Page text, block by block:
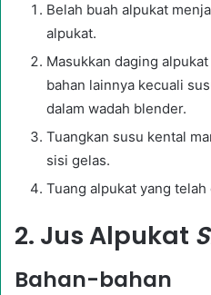
Belah buah alpukat
alpukat.
Masukkan daging
bahan lainnya kecuali
dalam wadah blender.
Tuangkan susu kental
sisi gelas.
Tuang alpukat yang
2. Jus Alpukat
Bahan-bahan